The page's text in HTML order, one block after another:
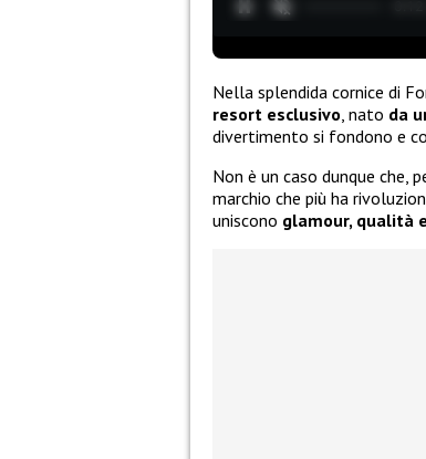
Nella splendida cornice di
resort esclusivo , nato da
divertimento si fondono e
Non è un caso dunque che,
marchio che più ha
uniscono glamour, qualità